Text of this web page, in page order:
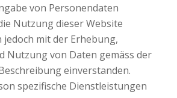
von Personendaten
Nutzung dieser Website
jedoch mit der Erhebung,
Nutzung von Daten gemäss der
einverstanden.
spezifische Dienstleistungen